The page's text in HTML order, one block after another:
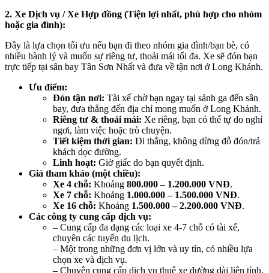
2. Xe Dịch vụ / Xe Hợp đồng (Tiện lợi nhất, phù hợp cho nhóm
hoặc gia đình):
Đây là lựa chọn tối ưu nếu bạn đi theo nhóm gia đình/bạn bè, có
nhiều hành lý và muốn sự riêng tư, thoải mái tối đa. Xe sẽ đón bạn
trực tiếp tại sân bay Tân Sơn Nhất và đưa về tận nơi ở Long Khánh.
Ưu điểm:
Đón tận nơi: Tài xế chờ bạn ngay tại sảnh ga đến sân
bay, đưa thẳng đến địa chỉ mong muốn ở Long Khánh.
Riêng tư & thoải mái: Xe riêng, bạn có thể tự do nghỉ
ngơi, làm việc hoặc trò chuyện.
Tiết kiệm thời gian: Đi thẳng, không dừng đỗ đón/trả
khách dọc đường.
Linh hoạt: Giờ giấc do bạn quyết định.
Giá tham khảo (một chiều):
Xe 4 chỗ: Khoảng 800.000 – 1.200.000 VNĐ.
Xe 7 chỗ: Khoảng 1.000.000 – 1.500.000 VNĐ.
Xe 16 chỗ: Khoảng 1.500.000 – 2.200.000 VNĐ.
Các công ty cung cấp dịch vụ:
– Cung cấp đa dạng các loại xe 4-7 chỗ có tài xế,
chuyên các tuyến du lịch.
– Một trong những đơn vị lớn và uy tín, có nhiều lựa
chọn xe và dịch vụ.
– Chuyên cung cấp dịch vụ thuê xe đường dài liên tỉnh.